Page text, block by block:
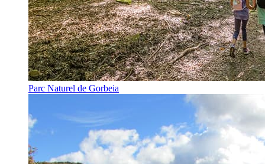
Parc Naturel de Gorbeia